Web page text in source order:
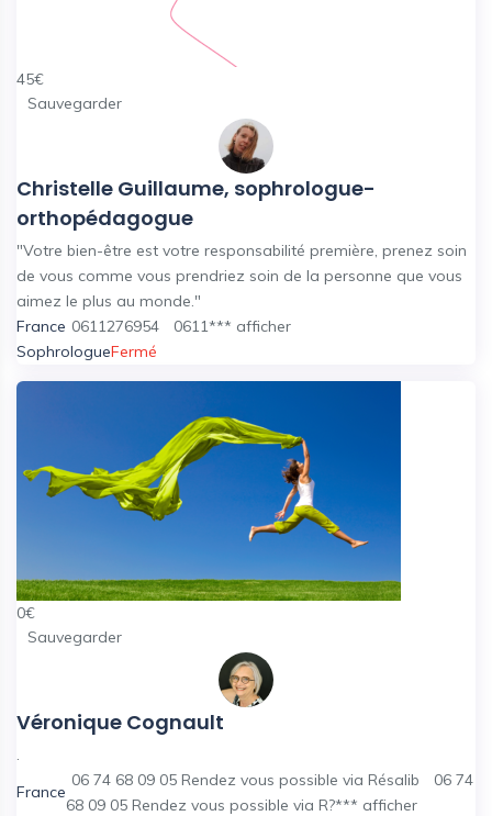
45€
Sauvegarder
Christelle Guillaume, sophrologue-
orthopédagogue
"Votre bien-être est votre responsabilité première, prenez soin
de vous comme vous prendriez soin de la personne que vous
aimez le plus au monde."
France 0611276954 0611*** afficher
SophrologueFermé
0€
Sauvegarder
Véronique Cognault
.
France
06 74 68 09 05 Rendez vous possible via Résalib
06 74
68 09 05 Rendez vous possible via R?*** afficher